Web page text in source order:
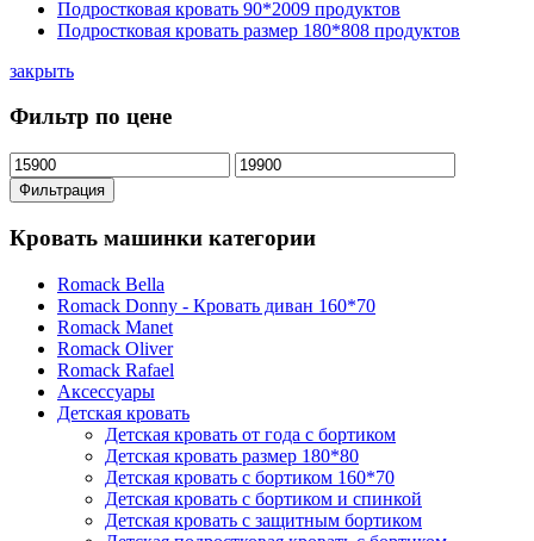
Подростковая кровать 90*2009 продуктов
Подростковая кровать размер 180*808 продуктов
закрыть
Фильтр по цене
Минимальная
цена
Максимальная
цена
Фильтрация
Кровать машинки категории
Romack Bella
Romack Donny - Кровать диван 160*70
Romack Manet
Romack Oliver
Romack Rafael
Аксессуары
Детская кровать
Детская кровать от года с бортиком
Детская кровать размер 180*80
Детская кровать с бортиком 160*70
Детская кровать с бортиком и спинкой
Детская кровать с защитным бортиком